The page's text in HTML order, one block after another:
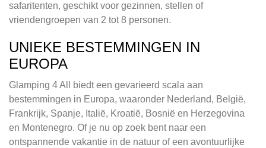
safaritenten, geschikt voor gezinnen, stellen of
vriendengroepen van 2 tot 8 personen.
UNIEKE BESTEMMINGEN IN
EUROPA
Glamping 4 All biedt een gevarieerd scala aan
bestemmingen in Europa, waaronder Nederland, België,
Frankrijk, Spanje, Italië, Kroatië, Bosnië en Herzegovina
en Montenegro. Of je nu op zoek bent naar een
ontspannende vakantie in de natuur of een avontuurlijke